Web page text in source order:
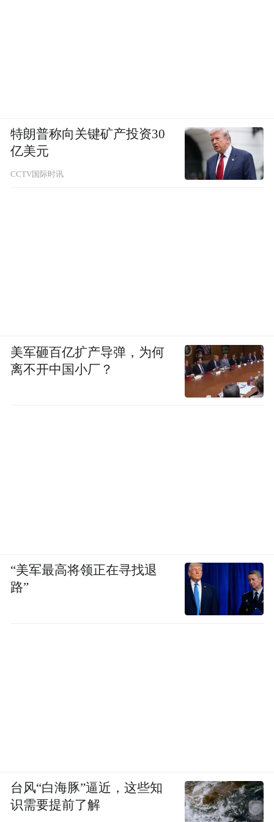
特朗普称向关键矿产投资30
亿美元
CCTV国际时讯
美军砸百亿扩产导弹，为何
离不开中国小厂？
“美军最高将领正在寻找退
路”
台风“白海豚”逼近，这些知
识需要提前了解